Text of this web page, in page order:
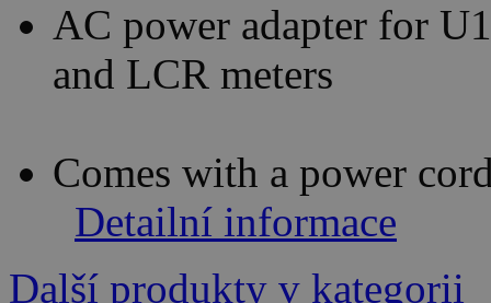
AC power adapter for
and LCR meters
Comes with a power
Detailní informace
Další produkty v kategorii